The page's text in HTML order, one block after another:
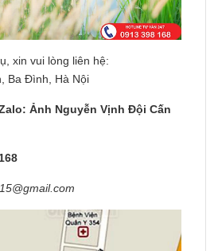
xin vui lòng liên hệ:
Ba Đình, Hà Nội
Ảnh Nguyễn Vịnh Đội Cấn